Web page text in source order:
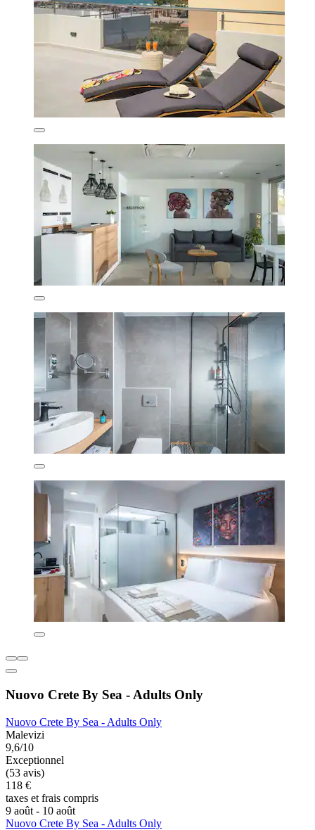
Nuovo Crete By Sea - Adults Only
Nuovo Crete By Sea - Adults Only
Malevizi
9,6/10
Exceptionnel
(53 avis)
118 €
taxes et frais compris
9 août - 10 août
Nuovo Crete By Sea - Adults Only